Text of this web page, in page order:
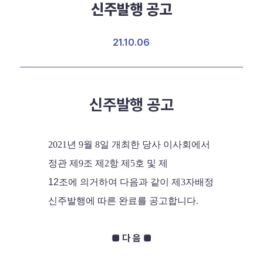
신주발행 공고
21.10.06
신주발행 공고
2021 년 9월 8일 개최한 당사 이사회에서
정관 제 9조 제 2항 제 5호 및 제
12조에 의거하여 다음과 같이 제 3자배정
신주발행에 따른 완료를 공고합니다.
■ 다 음 ■